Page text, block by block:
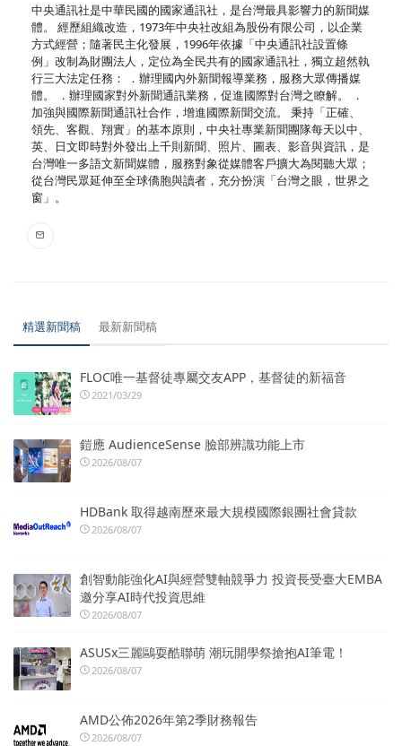
中央通訊社是中華民國的國家通訊社，是台灣最具影響力的新聞媒
體。 經歷組織改造，1973年中央社改組為股份有限公司，以企業
方式經營；隨著民主化發展，1996年依據「中央通訊社設置條
例」改制為財團法人，定位為全民共有的國家通訊社，獨立超然執
行三大法定任務： ．辦理國內外新聞報導業務，服務大眾傳播媒
體。 ．辦理國家對外新聞通訊業務，促進國際對台灣之瞭解。 ．
加強與國際新聞通訊社合作，增進國際新聞交流。 秉持「正確、
領先、客觀、翔實」的基本原則，中央社專業新聞團隊每天以中、
英、日文即時對外發出上千則新聞、照片、圖表、影音與資訊，是
台灣唯一多語文新聞媒體，服務對象從媒體客戶擴大為閱聽大眾；
從台灣民眾延伸至全球僑胞與讀者，充分扮演「台灣之眼，世界之
窗」。
精選新聞稿 最新新聞稿
FLOC唯一基督徒專屬交友APP，基督徒的新福音
2021/03/29
鎧應 AudienceSense 臉部辨識功能上市
2026/08/07
HDBank 取得越南歷來最大規模國際銀團社會貸款
2026/08/07
創智動能強化AI與經營雙軸競爭力 投資長受臺大EMBA
邀分享AI時代投資思維
2026/08/07
ASUSx三麗鷗耍酷聯萌 潮玩開學祭搶抱AI筆電！
2026/08/07
AMD公佈2026年第2季財務報告
2026/08/07